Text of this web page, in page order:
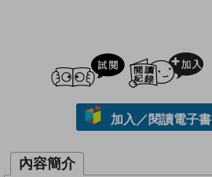
試閲
加入／閱讀電子書
內容簡介